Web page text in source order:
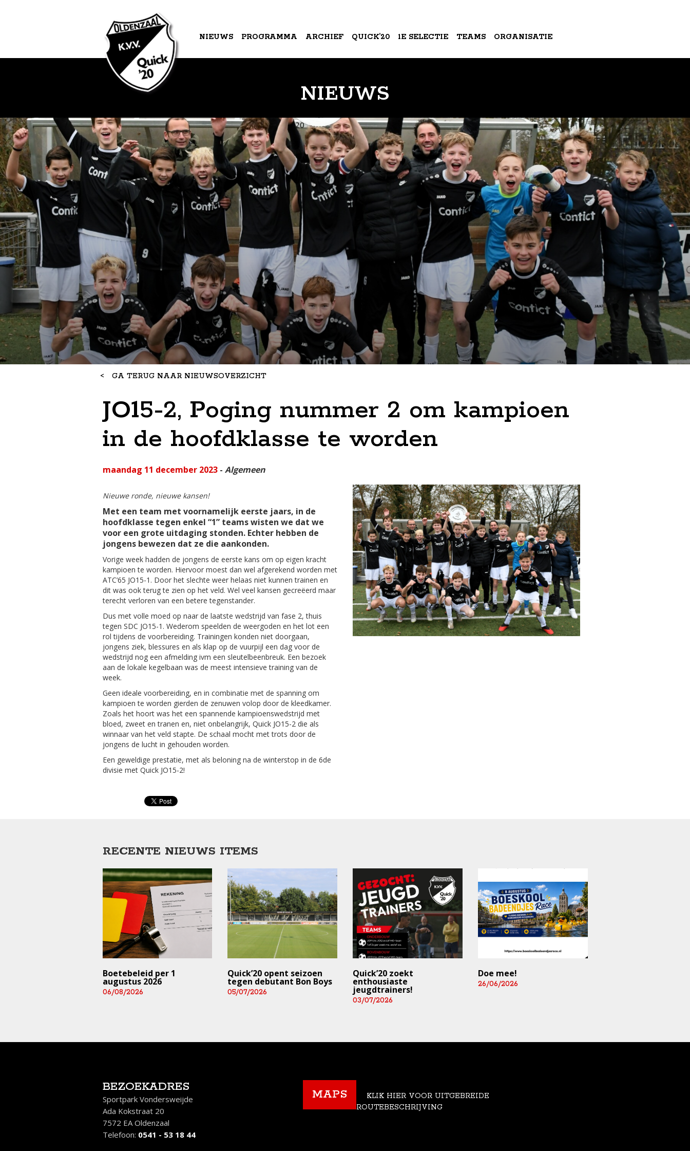
NIEUWS PROGRAMMA ARCHIEF QUICK’20 1E SELECTIE TEAMS ORGANISATIE
NIEUWS
< GA TERUG NAAR NIEUWSOVERZICHT
JO15-2, Poging nummer 2 om kampioen
in de hoofdklasse te worden
maandag 11 december 2023- Algemeen
Nieuwe ronde, nieuwe kansen!
Met een team met voornamelijk eerste jaars, in de
hoofdklasse tegen enkel “1” teams wisten we dat we
voor een grote uitdaging stonden. Echter hebben de
jongens bewezen dat ze die aankonden.
Vorige week hadden de jongens de eerste kans om op eigen kracht
kampioen te worden. Hiervoor moest dan wel afgerekend worden met
ATC’65 JO15-1. Door het slechte weer helaas niet kunnen trainen en
dit was ook terug te zien op het veld. Wel veel kansen gecreëerd maar
terecht verloren van een betere tegenstander.
Dus met volle moed op naar de laatste wedstrijd van fase 2, thuis
tegen SDC JO15-1. Wederom speelden de weergoden en het lot een
rol tijdens de voorbereiding. Trainingen konden niet doorgaan,
jongens ziek, blessures en als klap op de vuurpijl een dag voor de
wedstrijd nog een afmelding ivm een sleutelbeenbreuk. Een bezoek
aan de lokale kegelbaan was de meest intensieve training van de
week.
Geen ideale voorbereiding, en in combinatie met de spanning om
kampioen te worden gierden de zenuwen volop door de kleedkamer.
Zoals het hoort was het een spannende kampioenswedstrijd met
bloed, zweet en tranen en, niet onbelangrijk, Quick JO15-2 die als
winnaar van het veld stapte. De schaal mocht met trots door de
jongens de lucht in gehouden worden.
Een geweldige prestatie, met als beloning na de winterstop in de 6de
divisie met Quick JO15-2!
RECENTE NIEUWS ITEMS
Boetebeleid per 1
augustus 2026
06/08/2026
Quick’20 opent seizoen
tegen debutant Bon Boys
05/07/2026
Quick’20 zoekt
enthousiaste
jeugdtrainers!
03/07/2026
Doe mee!
26/06/2026
BEZOEKADRES
Sportpark Vondersweijde
Ada Kokstraat 20
7572 EA Oldenzaal
Telefoon: 0541 - 53 18 44
MAPS
KLIK HIER VOOR UITGEBREIDE
ROUTEBESCHRIJVING